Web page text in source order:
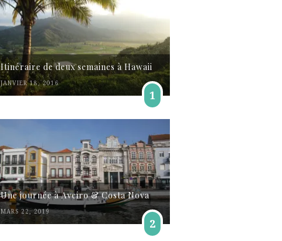
Itinéraire de deux semaines à Hawaii
JANVIER 18, 2016
1
Une journée à Aveiro & Costa Nova
MARS 22, 2019
2